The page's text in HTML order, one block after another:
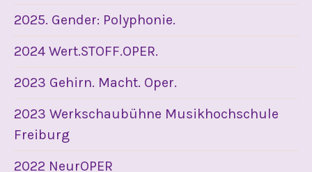
2025. Gender: Polyphonie.
2024 Wert.STOFF.OPER.
2023 Gehirn. Macht. Oper.
2023 Werkschaubühne Musikhochschule
Freiburg
2022 NeurOPER